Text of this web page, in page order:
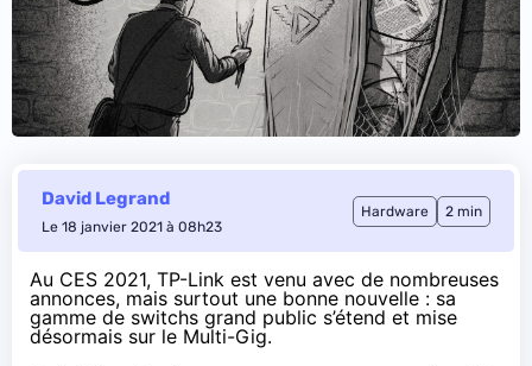
David Legrand
Le 18 janvier 2021 à 08h23
Hardware 2 min
Au CES 2021, TP-Link est venu avec de nombreuses
annonces, mais surtout une bonne nouvelle : sa
gamme de switchs grand public s’étend et mise
désormais sur le Multi-Gig.